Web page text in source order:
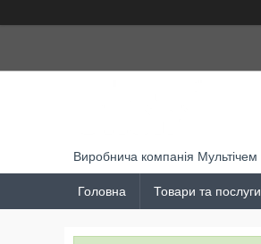
Виробнича компанія Мультічем
Головна Товари та послуги